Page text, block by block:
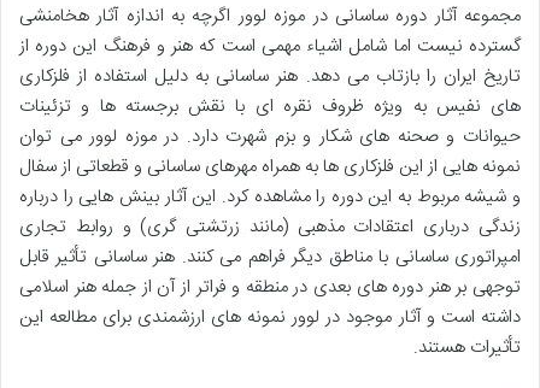
مجموعه آثار دوره ساسانی در موزه لوور اگرچه به اندازه آثار هخامنشی
گسترده نیست اما شامل اشیاء مهمی است که هنر و فرهنگ این دوره از
تاریخ ایران را بازتاب می دهد. هنر ساسانی به دلیل استفاده از فلزکاری
های نفیس به ویژه ظروف نقره ای با نقش برجسته ها و تزئینات
حیوانات و صحنه های شکار و بزم شهرت دارد. در موزه لوور می توان
نمونه هایی از این فلزکاری ها به همراه مهرهای ساسانی و قطعاتی از سفال
و شیشه مربوط به این دوره را مشاهده کرد. این آثار بینش هایی را درباره
زندگی درباری اعتقادات مذهبی (مانند زرتشتی گری) و روابط تجاری
امپراتوری ساسانی با مناطق دیگر فراهم می کنند. هنر ساسانی تأثیر قابل
توجهی بر هنر دوره های بعدی در منطقه و فراتر از آن از جمله هنر اسلامی
داشته است و آثار موجود در لوور نمونه های ارزشمندی برای مطالعه این
تأثیرات هستند.